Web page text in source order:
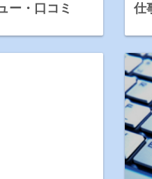
ー・口コミ
仕